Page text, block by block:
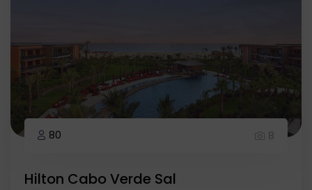
80 8
Hilton Cabo Verde Sal